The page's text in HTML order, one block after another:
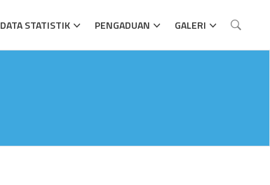
DATA STATISTIK PENGADUAN GALERI